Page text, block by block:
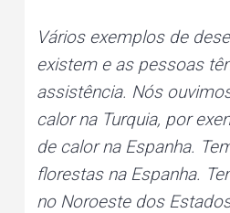
Vários exemplos de
existem e as pessoas
assistência. Nós
calor na Turquia, por
de calor na Espanha.
florestas na Espanha.
no Noroeste dos